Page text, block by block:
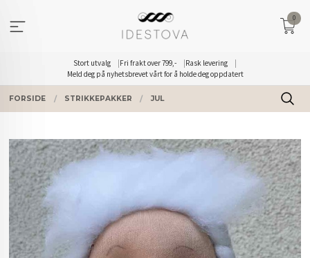
innholdet
Stort utvalg Fri frakt over 799,-
Rask levering
Meld deg på nyhetsbrevet vårt for å holde deg oppdatert
0
FORSIDE STRIKKEPAKKER JUL